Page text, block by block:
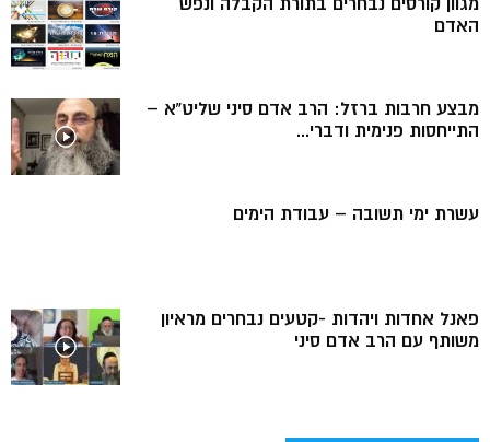
מגוון קורסים נבחרים בתורת הקבלה ונפש
האדם
מבצע חרבות ברזל: הרב אדם סיני שליט”א –
התייחסות פנימית ודברי...
עשרת ימי תשובה – עבודת הימים
פאנל אחדות ויהדות -קטעים נבחרים מראיון
משותף עם הרב אדם סיני